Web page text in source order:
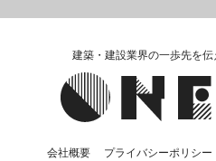
建築・建設業界の一歩先を
会社概要 プライバシーポリシー